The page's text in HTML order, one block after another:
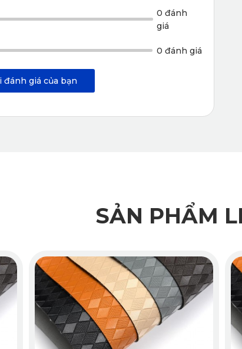
Thảm lót sàn ô tô 360 của KATA có khả
Gian
ô tô cao cấp, Katavina cam kết mang đến cho
chỉ đảm bảo yếu tố thẩm mỹ mà còn tích hợp đầy
Được Đảm Bảo
là hàng chính hãng, có tem mác đầy đủ và được
0 đánh
giá
0 đánh giá
đánh giá của bạn
SẢN PHẨM